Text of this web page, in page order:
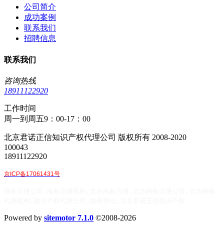
公司简介
成功案例
联系我们
招聘信息
联系我们
咨询热线
18911122920
工作时间
周一到周五9：00-17：00
北京君诺正信知识产权代理公司 版权所有 2008-2020
100043
18911122920
京ICP备17061431号
Powered by sitemotor 7.1.0 ©2008-2026